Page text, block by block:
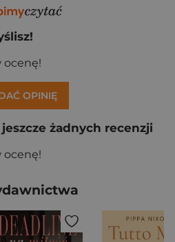
ocenę!
OPINIĘ
żadnych recenzji
ocenę!